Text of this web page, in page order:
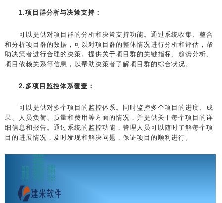
1.项目群分析与决策支持：
可以提供对项目群的分析和决策支持功能。通过系统收集、整合
和分析项目群的数据，可以对项目群的整体情况进行分析和评估，帮
助决策者进行合理的决策。提供关于项目群的关键指标、趋势分析、
项目依赖关系等信息，以帮助决策者了解项目群的综合状况。
2.多项目监控体系覆盖：
可以提供对多个项目的监控体系。同时监控多个项目的进度、成
果、人员负荷、质量和费用等方面的情况，并提供关于每个项目的详
细信息和报告。通过系统的监控功能，管理人员可以随时了解每个项
目的进展情况，及时发现和解决问题，保证项目的顺利进行。